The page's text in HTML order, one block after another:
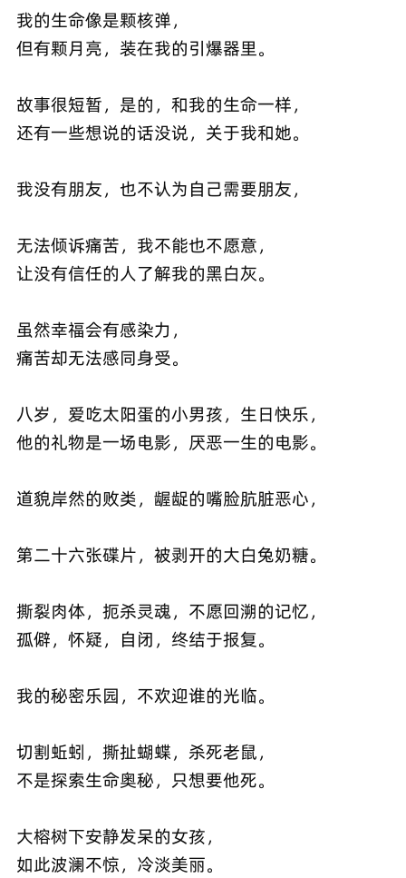
我的生命像是颗核弹，
但有颗月亮，装在我的引爆器里。
故事很短暂，是的，和我的生命一样，
还有一些想说的话没说，关于我和她。
我没有朋友，也不认为自己需要朋友，
无法倾诉痛苦，我不能也不愿意，
让没有信任的人了解我的黑白灰。
虽然幸福会有感染力，
痛苦却无法感同身受。
八岁，爱吃太阳蛋的小男孩，生日快乐，
他的礼物是一场电影，厌恶一生的电影。
道貌岸然的败类，龌龊的嘴脸肮脏恶心，
第二十六张碟片，被剥开的大白兔奶糖。
撕裂肉体，扼杀灵魂，不愿回溯的记忆，
孤僻，怀疑，自闭，终结于报复。
我的秘密乐园，不欢迎谁的光临。
切割蚯蚓，撕扯蝴蝶，杀死老鼠，
不是探索生命奥秘，只想要他死。
大榕树下安静发呆的女孩，
如此波澜不惊，冷淡美丽。